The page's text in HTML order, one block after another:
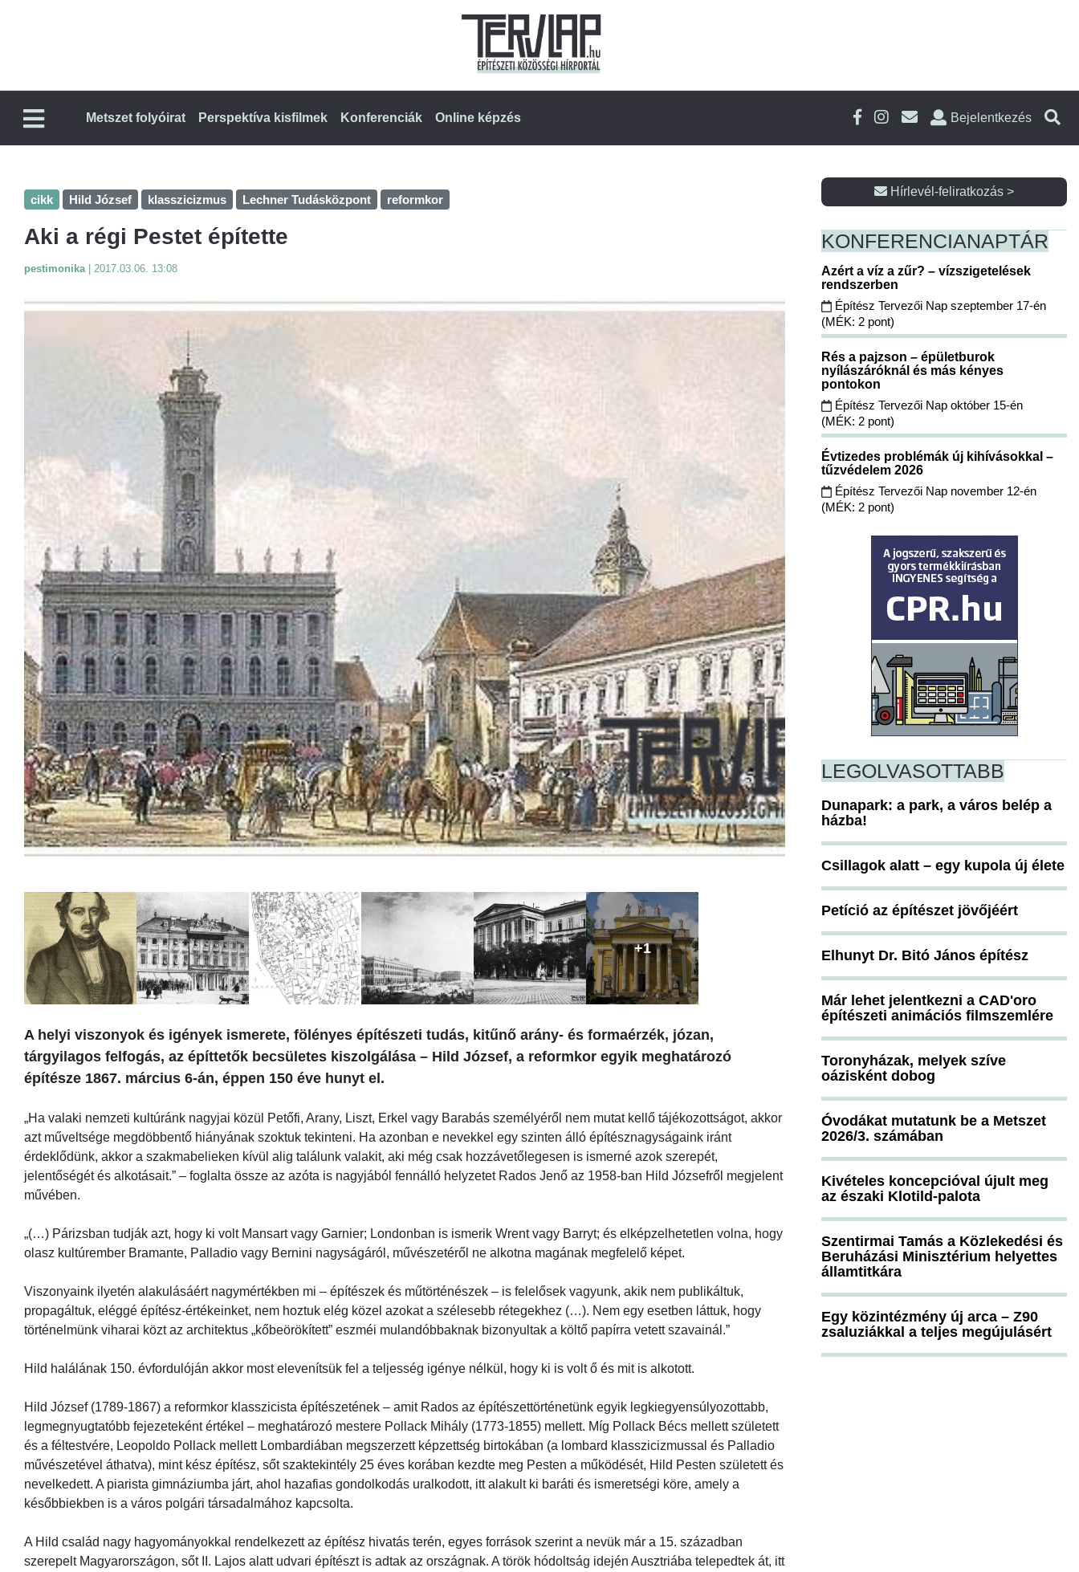
Metszet folyóirat Perspektíva kisfilmek Konferenciák Online képzés Bejelentkezés
cikk Hild József klasszicizmus Lechner Tudásközpont reformkor
Aki a régi Pestet építette
pestimonika 2017.03.06. 13:08
+1
A helyi viszonyok és igények ismerete, fölényes építészeti tudás, kitűnő arány- és formaérzék, józan,
tárgyilagos felfogás, az építtetők becsületes kiszolgálása – Hild József, a reformkor egyik meghatározó
építésze 1867. március 6-án, éppen 150 éve hunyt el.
„Ha valaki nemzeti kultúránk nagyjai közül Petőfi, Arany, Liszt, Erkel vagy Barabás személyéről nem mutat kellő tájékozottságot, akkor
azt műveltsége megdöbbentő hiányának szoktuk tekinteni. Ha azonban e nevekkel egy szinten álló építésznagyságaink iránt
érdeklődünk, akkor a szakmabelieken kívül alig találunk valakit, aki még csak hozzávetőlegesen is ismerné azok szerepét,
jelentőségét és alkotásait.” – foglalta össze az azóta is nagyjából fennálló helyzetet Rados Jenő az 1958-ban Hild Józsefről megjelent
művében.
„(…) Párizsban tudják azt, hogy ki volt Mansart vagy Garnier; Londonban is ismerik Wrent vagy Barryt; és elképzelhetetlen volna, hogy
olasz kultúrember Bramante, Palladio vagy Bernini nagyságáról, művészetéről ne alkotna magának megfelelő képet.
Viszonyaink ilyetén alakulásáért nagymértékben mi – építészek és műtörténészek – is felelősek vagyunk, akik nem publikáltuk,
propagáltuk, eléggé építész-értékeinket, nem hoztuk elég közel azokat a szélesebb rétegekhez (…). Nem egy esetben láttuk, hogy
történelmünk viharai közt az architektus „kőbeörökített” eszméi mulandóbbaknak bizonyultak a költő papírra vetett szavainál.”
Hild halálának 150. évfordulóján akkor most elevenítsük fel a teljesség igénye nélkül, hogy ki is volt ő és mit is alkotott.
Hild József (1789-1867) a reformkor klasszicista építészetének – amit Rados az építészettörténetünk egyik legkiegyensúlyozottabb,
legmegnyugtatóbb fejezeteként értékel – meghatározó mestere Pollack Mihály (1773-1855) mellett. Míg Pollack Bécs mellett született
és a féltestvére, Leopoldo Pollack mellett Lombardiában megszerzett képzettség birtokában (a lombard klasszicizmussal és Palladio
művészetével áthatva), mint kész építész, sőt szaktekintély 25 éves korában kezdte meg Pesten a működését, Hild Pesten született és
nevelkedett. A piarista gimnáziumba járt, ahol hazafias gondolkodás uralkodott, itt alakult ki baráti és ismeretségi köre, amely a
későbbiekben is a város polgári társadalmához kapcsolta.
A Hild család nagy hagyományokkal rendelkezett az építész hivatás terén, egyes források szerint a nevük már a 15. században
szerepelt Magyarországon, sőt II. Lajos alatt udvari építészt is adtak az országnak. A török hódoltság idején Ausztriába telepedtek át, itt
Hírlevél-feliratkozás >
KONFERENCIANAPTÁR
Azért a víz a zűr? – vízszigetelések
rendszerben
Építész Tervezői Nap szeptember 17-én
(MÉK: 2 pont)
Rés a pajzson – épületburok
nyílászáróknál és más kényes
pontokon
Építész Tervezői Nap október 15-én
(MÉK: 2 pont)
Évtizedes problémák új kihívásokkal –
tűzvédelem 2026
Építész Tervezői Nap november 12-én
(MÉK: 2 pont)
LEGOLVASOTTABB
Dunapark: a park, a város belép a
házba!
Csillagok alatt – egy kupola új élete
Petíció az építészet jövőjéért
Elhunyt Dr. Bitó János építész
Már lehet jelentkezni a CAD'oro
építészeti animációs filmszemlére
Toronyházak, melyek szíve
oázisként dobog
Óvodákat mutatunk be a Metszet
2026/3. számában
Kivételes koncepcióval újult meg
az északi Klotild-palota
Szentirmai Tamás a Közlekedési és
Beruházási Minisztérium helyettes
államtitkára
Egy közintézmény új arca – Z90
zsaluziákkal a teljes megújulásért